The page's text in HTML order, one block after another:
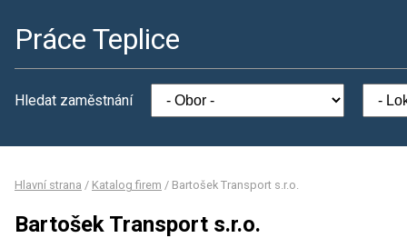
Práce Teplice
Hledat zaměstnání
Hlavní strana / Katalog firem / Bartošek Transport s.r.o.
Bartošek Transport s.r.o.